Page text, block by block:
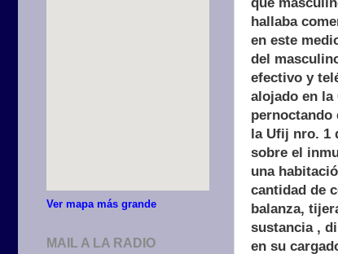
hallaba
en este
del
efectivo y
alojado en
pernoctando
la Ufij nro. 1
sobre el
una
cantidad de
balanza,
sustancia ,
en su
Ver mapa más grande
MAIL A LA RADIO